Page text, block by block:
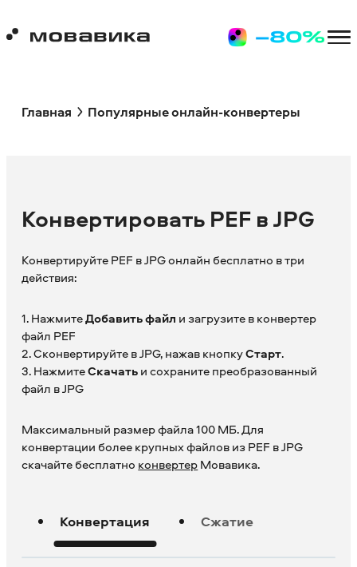
Главная Популярные онлайн-конвертеры
Конвертировать PEF в JPG
Конвертируйте PEF в JPG онлайн бесплатно в три
действия:
1. НажмитеДобавить файл и загрузите в конвертер
файл PEF
2. Сконвертируйте в JPG, нажав кнопкуСтарт.
3. НажмитеСкачатьи сохраните преобразованный
файл в JPG
Максимальный размер файла 100 МБ. Для
конвертации более крупных файлов из PEF в JPG
скачайте бесплатно конвертерМовавика.
Конвертация Сжатие